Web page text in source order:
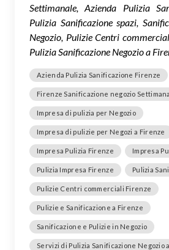
Settimanale, Azienda Pulizia
Pulizia Sanificazione spazi,
Negozio, Pulizie Centri
Pulizia Sanificazione Negozio a
Azienda Pulizia Sanificazione Firenze
Firenze Sanificazione negozio
Impresa di pulizia per Negozio
Impresa di pulizie per Negozi a Firenze
Impresa Pulizia Firenze Impresa
Pulizia Impresa Firenze Pulizia
Pulizie Centri commerciali Firenze
Pulizie e Sanificazione a Firenze
Sanificazione e Pulizie in Negozio
Servizi di Pulizia Sanificazione Negozio